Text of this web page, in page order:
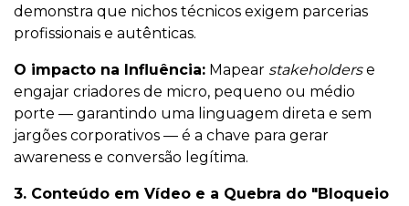
demonstra que nichos técnicos exigem parcerias
profissionais e autênticas.
O impacto na Influência: Mapear stakeholderse
engajar criadores de micro, pequeno ou médio
porte — garantindo uma linguagem direta e sem
jargões corporativos — é a chave para gerar
awareness e conversão legítima.
3. Conteúdo em Vídeo e a Quebra do "Bloqueio